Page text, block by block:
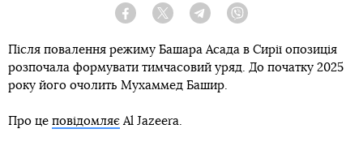
Facebook Twitter Telegram
Після повалення режиму Башара Асада в Сирії опозиція
розпочала формувати тимчасовий уряд. До початку 2025
року його очолить Мухаммед Башир.
Про це повідомляє Al Jazeera.